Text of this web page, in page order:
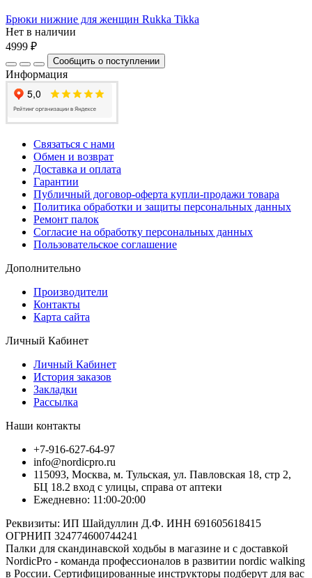
Брюки нижние для женщин Rukka Tikka
Нет в наличии
4999 ₽
Сообщить о поступлении
Информация
Связаться с нами
Обмен и возврат
Доставка и оплата
Гарантии
Публичный договор-оферта купли-продажи товара
Политика обработки и защиты персональных данных
Ремонт палок
Согласие на обработку персональных данных
Пользовательское соглашение
Дополнительно
Производители
Контакты
Карта сайта
Личный Кабинет
Личный Кабинет
История заказов
Закладки
Рассылка
Наши контакты
+7-916-627-64-97
info@nordicpro.ru
115093, Москва, м. Тульская, ул. Павловская 18, стр 2,
БЦ 18.2 вход с улицы, справа от аптеки
Ежедневно: 11:00-20:00
Реквизиты: ИП Шайдуллин Д.Ф. ИНН 691605618415
ОГРНИП 324774600744241
Палки для скандинавской ходьбы в магазине и с доставкой
NordicPro - команда профессионалов в развитии nordic walking
в России. Сертифицированные инструкторы подберут для вас